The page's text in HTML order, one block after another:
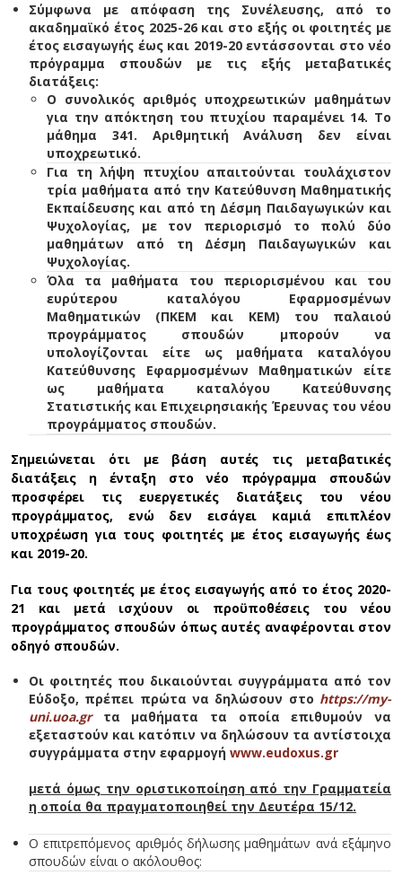
Σύμφωνα με απόφαση της Συνέλευσης, από το
ακαδημαϊκό έτος 2025-26 και στο εξής οι φοιτητές με
έτος εισαγωγής έως και 2019-20 εντάσσονται στο νέο
πρόγραμμα σπουδών με τις εξής μεταβατικές
διατάξεις:
Ο συνολικός αριθμός υποχρεωτικών μαθημάτων
για την απόκτηση του πτυχίου παραμένει 14. Το
μάθημα 341. Αριθμητική Ανάλυση δεν είναι
υποχρεωτικό.
Για τη λήψη πτυχίου απαιτούνται τουλάχιστον
τρία μαθήματα από την Κατεύθυνση Μαθηματικής
Εκπαίδευσης και από τη Δέσμη Παιδαγωγικών και
Ψυχολογίας, με τον περιορισμό το πολύ δύο
μαθημάτων από τη Δέσμη Παιδαγωγικών και
Ψυχολογίας.
Όλα τα μαθήματα του περιορισμένου και του
ευρύτερου καταλόγου Εφαρμοσμένων
Μαθηματικών (ΠΚΕΜ και ΚΕΜ) του παλαιού
προγράμματος σπουδών μπορούν να
υπολογίζονται είτε ως μαθήματα καταλόγου
Κατεύθυνσης Εφαρμοσμένων Μαθηματικών είτε
ως μαθήματα καταλόγου Κατεύθυνσης
Στατιστικής και Επιχειρησιακής Έρευνας του νέου
προγράμματος σπουδών.
Σημειώνεται ότι με βάση αυτές τις μεταβατικές
διατάξεις η ένταξη στο νέο πρόγραμμα σπουδών
προσφέρει τις ευεργετικές διατάξεις του νέου
προγράμματος, ενώ δεν εισάγει καμιά επιπλέον
υποχρέωση για τους φοιτητές με έτος εισαγωγής έως
και 2019-20.
Για τους φοιτητές με έτος εισαγωγής από το έτος 2020-
21 και μετά ισχύουν οι προϋποθέσεις του νέου
προγράμματος σπουδών όπως αυτές αναφέρονται στον
οδηγό σπουδών.
Οι φοιτητές που δικαιούνται συγγράμματα από τον
Εύδοξο, πρέπει πρώτα να δηλώσουν στο https://my-
uni.uoa.grτα μαθήματα τα οποία επιθυμούν να
εξεταστούν και κατόπιν να δηλώσουν τα αντίστοιχα
συγγράμματα στην εφαρμογή www.eudoxus.gr
μετά όμως την οριστικοποίηση από την Γραμματεία
η οποία θα πραγματοποιηθεί την Δευτέρα 15/12.
Ο επιτρεπόμενος αριθμός δήλωσης μαθημάτων ανά εξάμηνο
σπουδών είναι ο ακόλουθος: